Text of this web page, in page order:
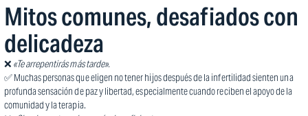
Mitos comunes, desafiados con
delicadeza
❌ «Te arrepentirás más tarde».
✅ Muchas personas que eligen no tener hijos después de la infertilidad sienten una
profunda sensación de paz y libertad, especialmente cuando reciben el apoyo de la
comunidad y la terapia.